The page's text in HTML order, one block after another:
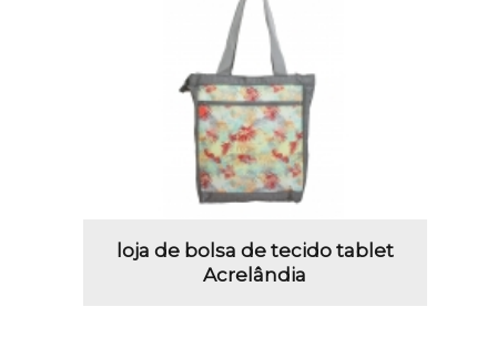
loja de bolsa de tecido tablet
Acrelândia